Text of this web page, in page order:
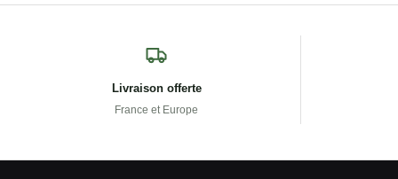
Livraison offerte
France et Europe